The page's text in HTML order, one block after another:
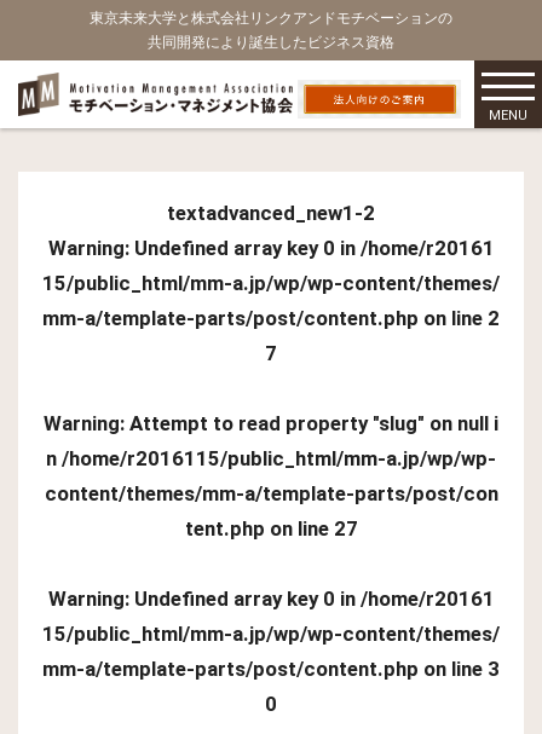
東京未来大学と株式会社リンクアンドモチベーションの
共同開発により誕生したビジネス資格
MENU
textadvanced_new1-2
Warning: Undefined array key 0 in /home/r20161
15/public_html/mm-a.jp/wp/wp-content/themes/
mm-a/template-parts/post/content.php on line 2
7
Warning: Attempt to read property "slug" on null i
n /home/r2016115/public_html/mm-a.jp/wp/wp-
content/themes/mm-a/template-parts/post/con
tent.php on line 27
Warning: Undefined array key 0 in /home/r20161
15/public_html/mm-a.jp/wp/wp-content/themes/
mm-a/template-parts/post/content.php on line 3
0